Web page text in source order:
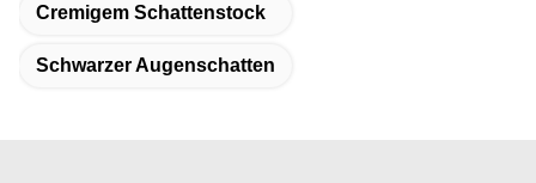
Cremigem Schattenstock
Schwarzer Augenschatten